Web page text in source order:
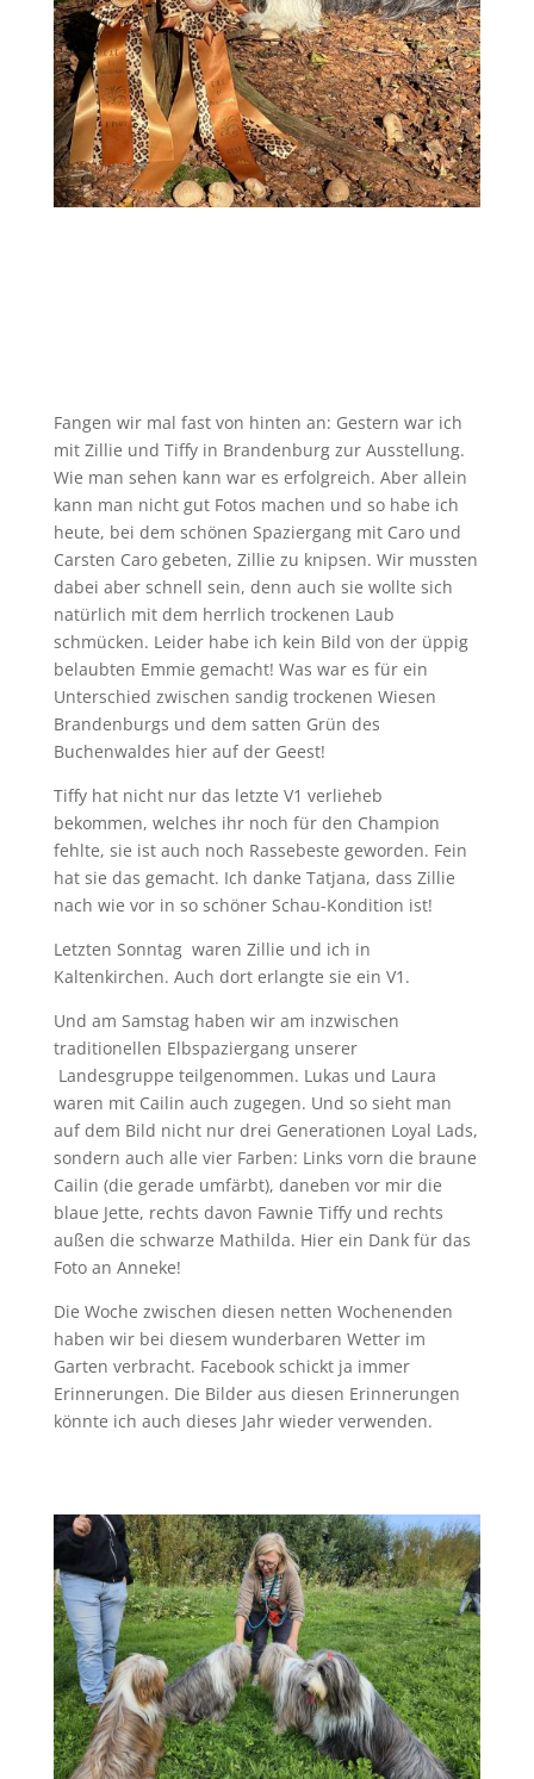
Fangen wir mal fast von hinten an: Gestern war ich
mit Zillie und Tiffy in Brandenburg zur Ausstellung.
Wie man sehen kann war es erfolgreich. Aber allein
kann man nicht gut Fotos machen und so habe ich
heute, bei dem schönen Spaziergang mit Caro und
Carsten Caro gebeten, Zillie zu knipsen. Wir mussten
dabei aber schnell sein, denn auch sie wollte sich
natürlich mit dem herrlich trockenen Laub
schmücken. Leider habe ich kein Bild von der üppig
belaubten Emmie gemacht! Was war es für ein
Unterschied zwischen sandig trockenen Wiesen
Brandenburgs und dem satten Grün des
Buchenwaldes hier auf der Geest!
Tiffy hat nicht nur das letzte V1 verlieheb
bekommen, welches ihr noch für den Champion
fehlte, sie ist auch noch Rassebeste geworden. Fein
hat sie das gemacht. Ich danke Tatjana, dass Zillie
nach wie vor in so schöner Schau-Kondition ist!
Letzten Sonntag waren Zillie und ich in
Kaltenkirchen. Auch dort erlangte sie ein V1.
Und am Samstag haben wir am inzwischen
traditionellen Elbspaziergang unserer
Landesgruppe teilgenommen. Lukas und Laura
waren mit Cailin auch zugegen. Und so sieht man
auf dem Bild nicht nur drei Generationen Loyal Lads,
sondern auch alle vier Farben: Links vorn die braune
Cailin (die gerade umfärbt), daneben vor mir die
blaue Jette, rechts davon Fawnie Tiffy und rechts
außen die schwarze Mathilda. Hier ein Dank für das
Foto an Anneke!
Die Woche zwischen diesen netten Wochenenden
haben wir bei diesem wunderbaren Wetter im
Garten verbracht. Facebook schickt ja immer
Erinnerungen. Die Bilder aus diesen Erinnerungen
könnte ich auch dieses Jahr wieder verwenden.